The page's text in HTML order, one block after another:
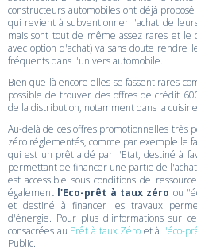
constructeurs automobiles ont déjà
qui revient à subventionner l'achat de
mais sont tout de même assez rares et le
avec option d'achat) va sans doute rendre
fréquents dans l'univers automobile.
Bien que là encore elles se fassent rares
possible de trouver des offres de crédit
de la distribution, notamment dans la
Au-delà de ces offres promotionnelles très
zéro réglementés, comme par exemple le
qui est un prêt aidé par l'Etat, destiné à
permettant de financer une partie de
est accessible sous conditions de
également l'Eco-prêt à taux zéro ou
et destiné à financer les travaux
d'énergie. Pour plus d'informations sur
consacrées au Prêt à taux Zéro et à l'éco-
Public.